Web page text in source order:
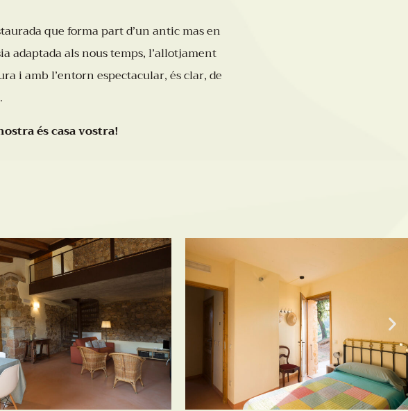
que forma part d’un antic mas en
adaptada als nous temps, l’allotjament
i amb l’entorn espectacular, és clar, de
és casa vostra!